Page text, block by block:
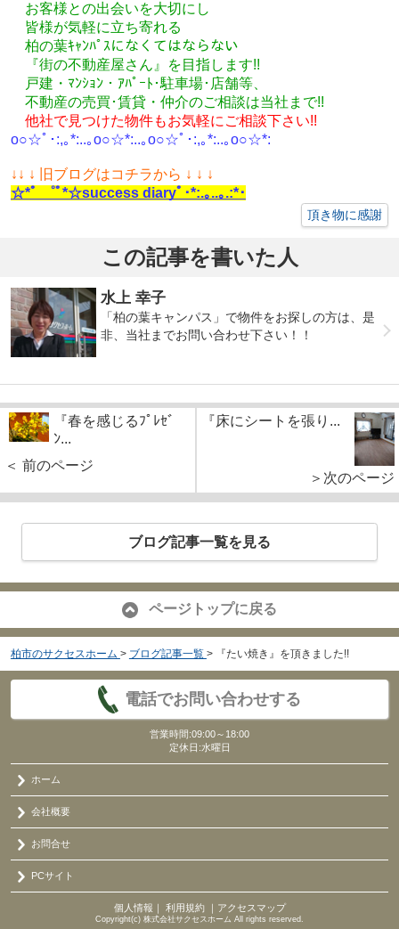
お客様との出会いを大切にし
皆様が気軽に立ち寄れる
柏の葉ｷｬﾝﾊﾟｽになくてはならない
『街の不動産屋さん』を目指します!!
戸建・ﾏﾝｼｮﾝ・ｱﾊﾟｰﾄ･駐車場･店舗等、
不動産の売買･賃貸・仲介のご相談は当社まで!!
他社で見つけた物件もお気軽にご相談下さい!!
o○☆ﾟ･:,｡*:..｡o○☆*:..｡o○☆ﾟ･:,｡*:..｡o○☆*:
↓ ↓ ↓ 旧ブログはコチラから ↓ ↓ ↓
☆*ﾟ ゜ﾟ*☆success diaryﾟ･*:.｡..｡.:*･
頂き物に感謝
この記事を書いた人
水上 幸子
「柏の葉キャンパス」で物件をお探しの方は、是
非、当社までお問い合わせ下さい！！
『春を感じるﾌﾟﾚｾﾞ
ﾝ...
＜ 前のページ
『床にシートを張り...
＞次のページ
ブログ記事一覧を見る
ページトップに戻る
柏市のサクセスホーム > ブログ記事一覧 > 『たい焼き』を頂きました!!
電話でお問い合わせする
営業時間:09:00～18:00
定休日:水曜日
ホーム
会社概要
お問合せ
PCサイト
個人情報 利用規約｜ アクセスマップ
Copyright(c) 株式会社サクセスホーム All rights reserved.